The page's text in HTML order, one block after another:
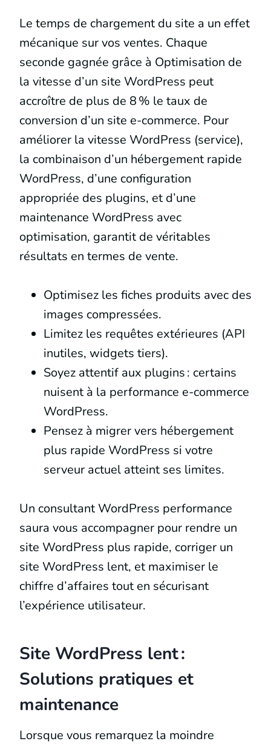
Le temps de chargement du site a un effet
mécanique sur vos ventes. Chaque
seconde gagnée grâce à Optimisation de
la vitesse d’un site WordPress peut
accroître de plus de 8 % le taux de
conversion d’un site e-commerce. Pour
améliorer la vitesse WordPress (service),
la combinaison d’un hébergement rapide
WordPress, d’une configuration
appropriée des plugins, et d’une
maintenance WordPress avec
optimisation, garantit de véritables
résultats en termes de vente.
Optimisez les fiches produits avec des
images compressées.
Limitez les requêtes extérieures (API
inutiles, widgets tiers).
Soyez attentif aux plugins : certains
nuisent à la performance e-commerce
WordPress.
Pensez à migrer vers hébergement
plus rapide WordPress si votre
serveur actuel atteint ses limites.
Un consultant WordPress performance
saura vous accompagner pour rendre un
site WordPress plus rapide, corriger un
site WordPress lent, et maximiser le
chiffre d’affaires tout en sécurisant
l’expérience utilisateur.
Site WordPress lent :
Solutions pratiques et
maintenance
Lorsque vous remarquez la moindre